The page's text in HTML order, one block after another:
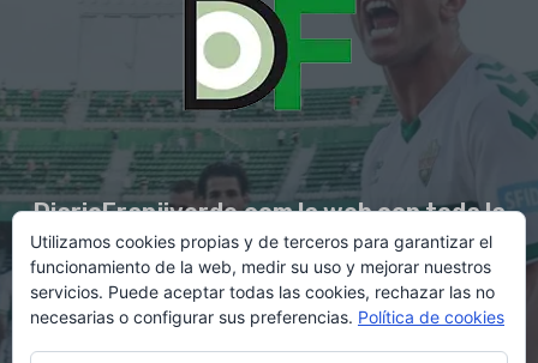
DiarioFranjiverde.com la web con toda la
información del Elche C.F.
Contacto en:diario@franjiverde.com
Utilizamos cookies propias y de terceros para garantizar el
funcionamiento de la web, medir su uso y mejorar nuestros
servicios. Puede aceptar todas las cookies, rechazar las no
necesarias o configurar sus preferencias. Política de cookies